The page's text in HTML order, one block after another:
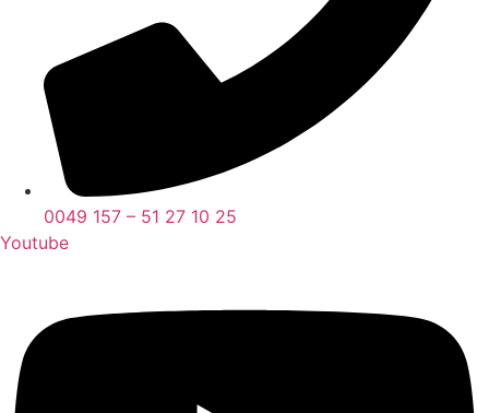
0049 157 – 51 27 10 25
Youtube